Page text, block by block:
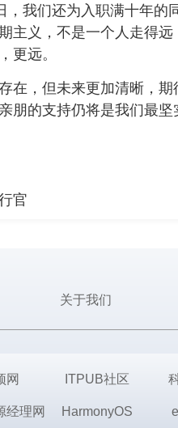
，我们还为入职满十年的
主义，不是一个人走得远
更远。
在，但未来更加清晰，
朋的支持仍将是我们最
官
关于我们
网 ITPUB社区
经理网 HarmonyOS